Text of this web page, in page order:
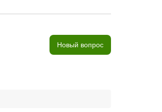
Новый вопрос